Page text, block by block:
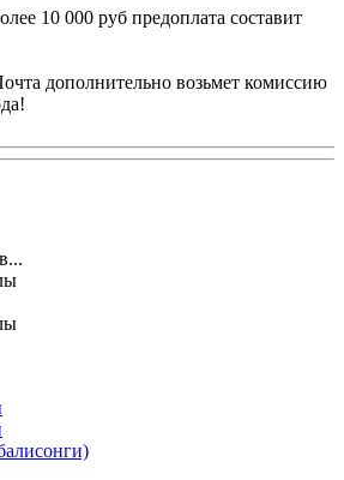
10 000 руб предоплата составит
дополнительно возьмет комиссию